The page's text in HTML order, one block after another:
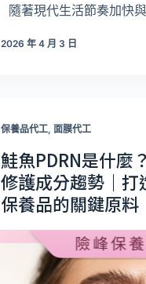
隨著現代生活節奏加快
2026 年 4 月 3 日
保養品代工, 面膜代工
鮭魚PDRN是什麼
修護成分趨勢｜打
保養品的關鍵原料